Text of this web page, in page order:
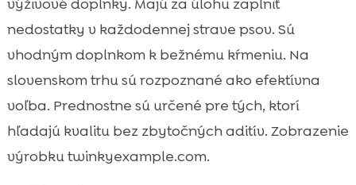
nedostatky v každodennej strave psov. Sú
vhodným doplnkom k bežnému kŕmeniu. Na
slovenskom trhu sú rozpoznané ako efektívna
voľba. Prednostne sú určené pre tých, ktorí
hľadajú kvalitu bez zbytočných aditív. Zobrazenie
výrobku twinkyexample.com.